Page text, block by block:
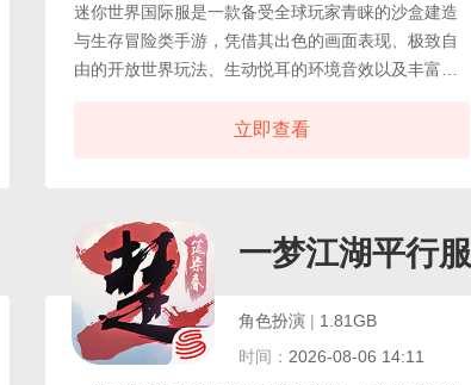
迷你世界国际服是一款备受全球玩家青睐的沙盒建造
与生存冒险类手游，凭借其出色的画面表现、极致自
由的开放世界玩法、生动悦耳的环境音效以及丰富多
探险家。在这个无限可能的像素宇宙中，你可以自由
升级与优化。
立即查看
一梦江湖平行服
角色扮演 | 1.81GB
时间： 2026-08-06 14:11